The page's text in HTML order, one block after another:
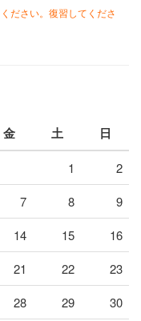
ださい。復習してくださ
金 土 日
1
2
7 8
9
14 15
16
21 22
23
28 29
30